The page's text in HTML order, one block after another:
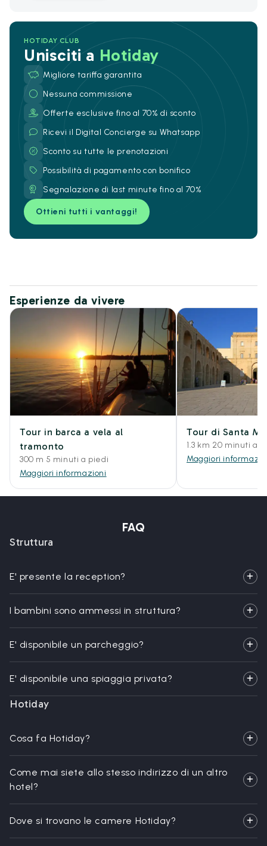
HOTIDAY CLUB
Unisciti a Hotiday
Migliore tariffa garantita
Nessuna commissione
Offerte esclusive fino al 70% di sconto
Ricevi il Digital Concierge su Whatsapp
Sconto su tutte le prenotazioni
Possibilità di pagamento con bonifico
Segnalazione di last minute fino al 70%
Ottieni tutti i vantaggi!
Esperienze da vivere
Tour in barca a vela al
tramonto
300 m 5 minuti a piedi
Maggiori informazioni
Tour di Santa
1.3 km 20 minuti a
Maggiori
FAQ
Struttura
E' presente la reception?
I bambini sono ammessi in struttura?
E' disponibile un parcheggio?
E' disponibile una spiaggia privata?
Hotiday
Cosa fa Hotiday?
Come mai siete allo stesso indirizzo di un altro
hotel?
Dove si trovano le camere Hotiday?